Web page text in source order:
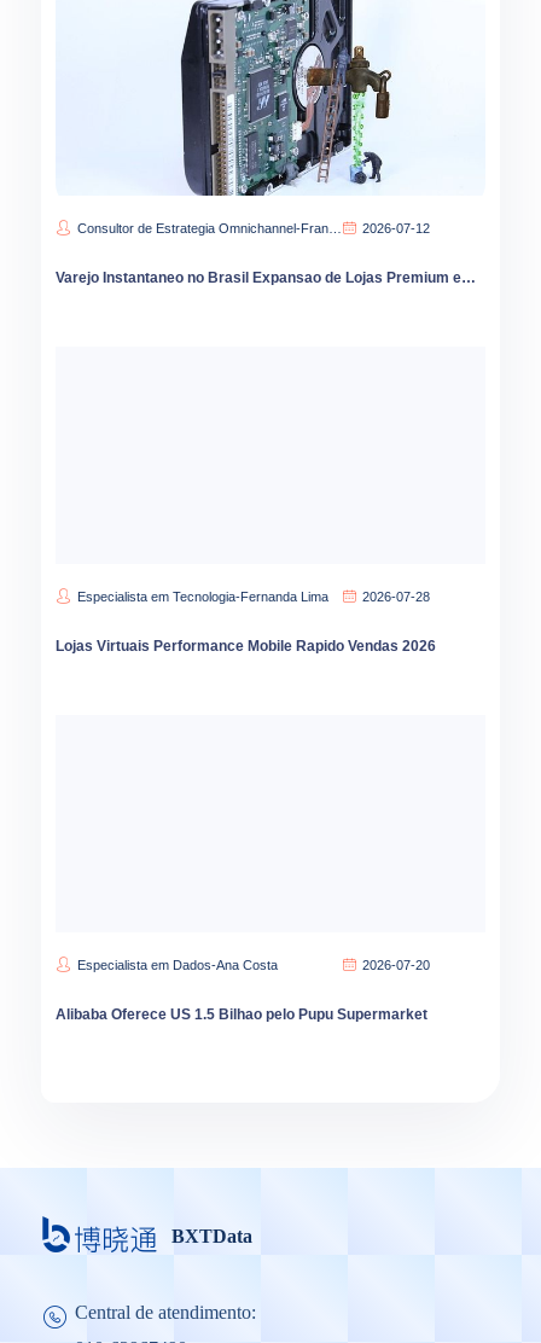
Consultor de Estrategia Omnichannel-Francisca Oliveira 2026-07-12
Varejo Instantaneo no Brasil Expansao de Lojas Premium em 2026
Especialista em Tecnologia-Fernanda Lima 2026-07-28
Lojas Virtuais Performance Mobile Rapido Vendas 2026
Especialista em Dados-Ana Costa 2026-07-20
Alibaba Oferece US 1.5 Bilhao pelo Pupu Supermarket
BXTData
Central de atendimento: